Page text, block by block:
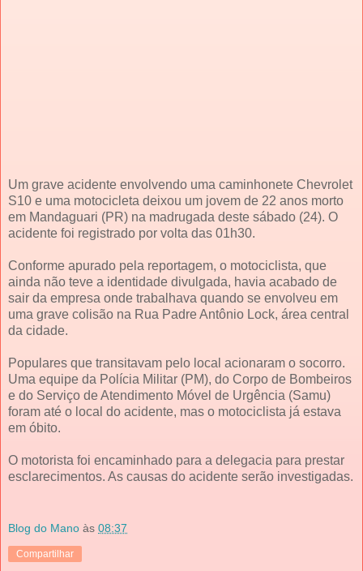
Um grave acidente envolvendo uma caminhonete Chevrolet
S10 e uma motocicleta deixou um jovem de 22 anos morto
em Mandaguari (PR) na madrugada deste sábado (24). O
acidente foi registrado por volta das 01h30.
Conforme apurado pela reportagem, o motociclista, que
ainda não teve a identidade divulgada, havia acabado de
sair da empresa onde trabalhava quando se envolveu em
uma grave colisão na Rua Padre Antônio Lock, área central
da cidade.
Populares que transitavam pelo local acionaram o socorro.
Uma equipe da Polícia Militar (PM), do Corpo de Bombeiros
e do Serviço de Atendimento Móvel de Urgência (Samu)
foram até o local do acidente, mas o motociclista já estava
em óbito.
O motorista foi encaminhado para a delegacia para prestar
esclarecimentos. As causas do acidente serão investigadas.
Blog do Mano às 08:37
Compartilhar